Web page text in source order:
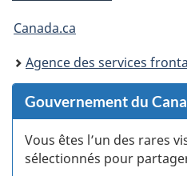
Vous
êtes
ici :
Canada.ca
Agence des services
Gouvernement du
Vous êtes l’un des rares
sélectionnés pour